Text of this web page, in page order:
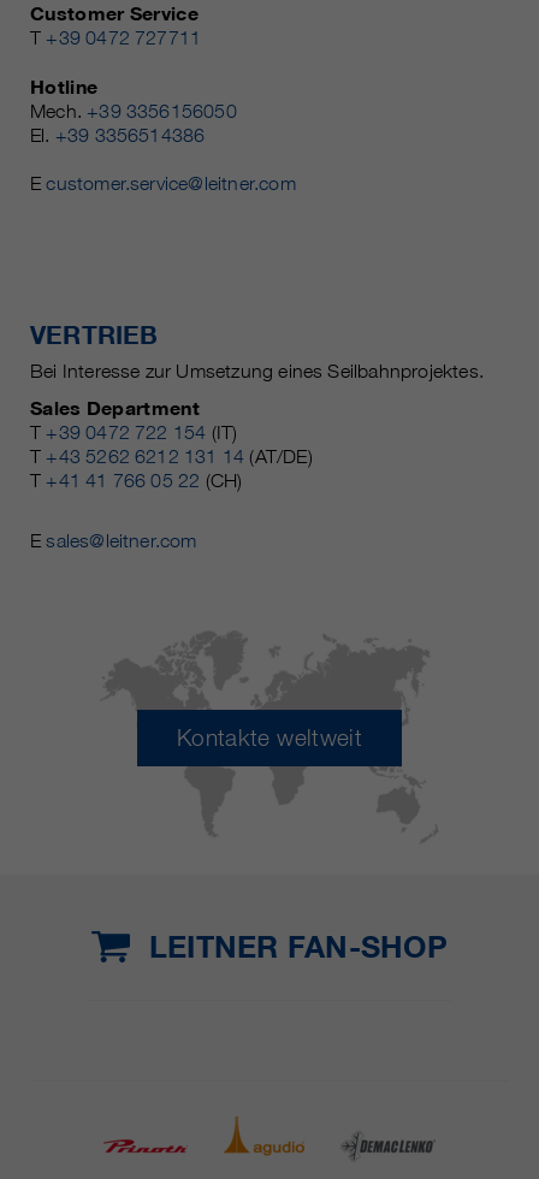
Customer Service
T +39 0472 727711
Hotline
Mech. +39 3356156050
El. +39 3356514386
Ecustomer.service@leitner.com
VERTRIEB
Bei Interesse zur Umsetzung eines Seilbahnprojektes.
Sales Department
T +39 0472 722 154 (IT)
T +43 5262 6212 131 14 (AT/DE)
T +41 41 766 05 22 (CH)
Esales@leitner.com
Kontakte weltweit
LEITNER FAN-SHOP